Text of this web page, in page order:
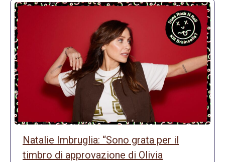
Natalie Imbruglia: “Sono grata per il
timbro di approvazione di Olivia